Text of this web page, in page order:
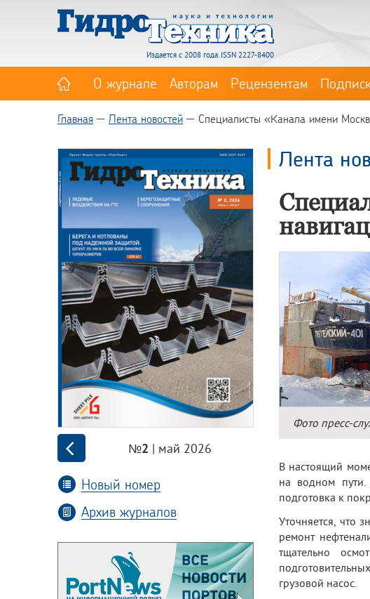
Издается с 2008 года. ISSN 2227-8400
О журнале Авторам Рецензентам
Главная Лента новостей Специалисты «Канала имени
№2 | май 2026
Новый номер
Архив журналов
Лента
Фото пресс-
В настоящий
на водном пути.
подготовка к
Уточняется, что
ремонт
тщательно
грузовой насос.